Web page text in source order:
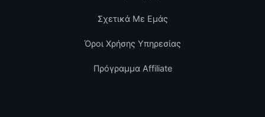
Σχετικά Με Εμάς
Όροι Χρήσης Υπηρεσίας
Πρόγραμμα Affiliate